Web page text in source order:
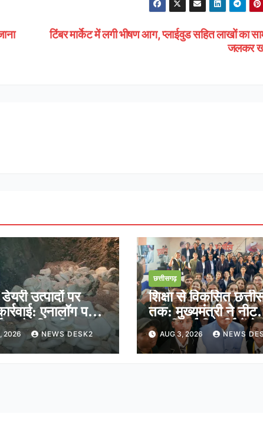
टिंबर मार्केट में लगी भीषण आग, प्लाईवुड सहित लाखों का
जलकर
उत्पादों पर
एनालॉग पनीर
और बिक्री पर
2026 NEWS DESK2
छत्तीसगढ़
शिक्षा से विकसित
तक: मुख्यमंत्री ने नीट
क्वालीफाई विद्यार्थियों
साझा किया भविष्य का
AUG 3, 2026 NEWS